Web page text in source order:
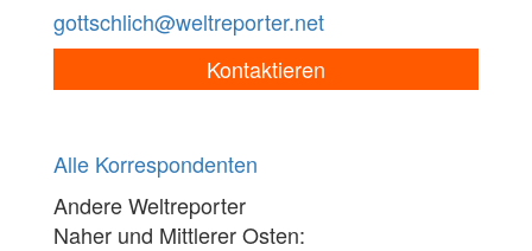
gottschlich@weltreporter.net
Kontaktieren
Alle Korrespondenten
Andere Weltreporter
Naher und Mittlerer Osten: